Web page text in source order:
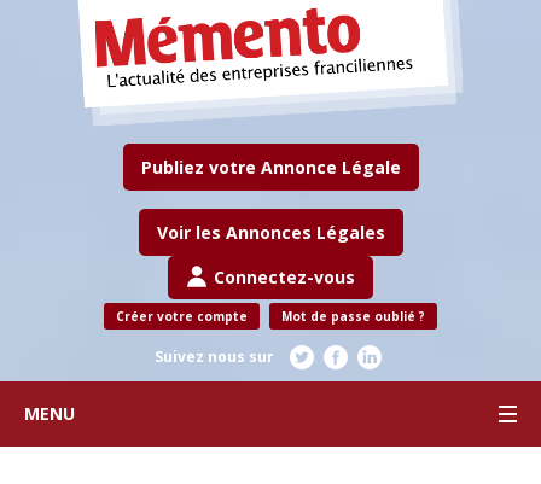
Publiez votre Annonce Légale
Voir les Annonces Légales
Connectez-vous
Créer votre compte Mot de passe oublié ?
Suivez nous sur
MENU